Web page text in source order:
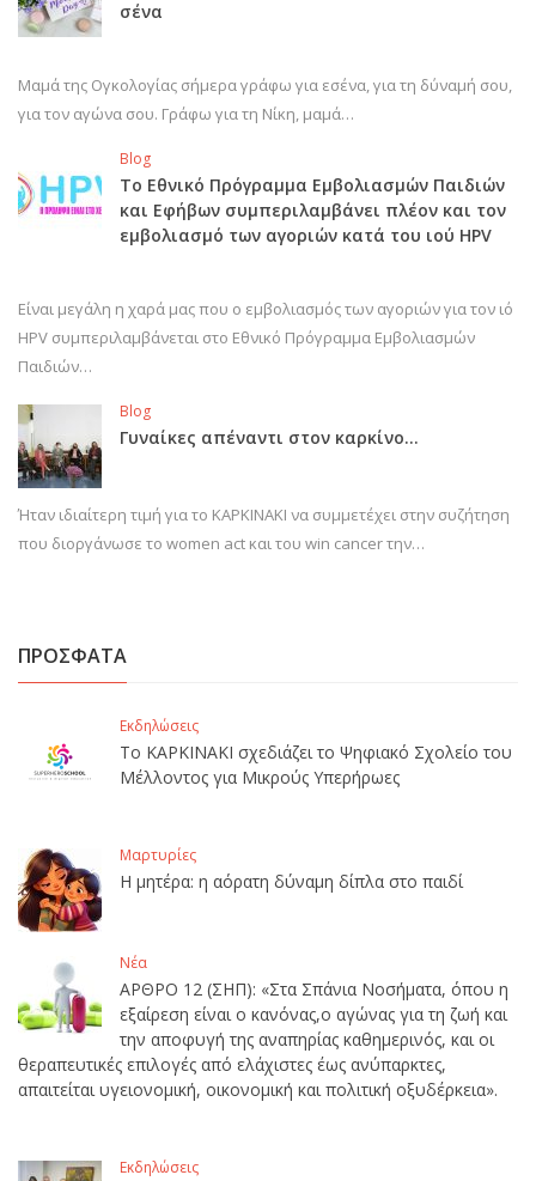
σένα
Μαμά της Ογκολογίας σήμερα γράφω για εσένα, για τη δύναμή σου,
για τον αγώνα σου. Γράφω για τη Νίκη, μαμά…
Blog
Το Εθνικό Πρόγραμμα Εμβολιασμών Παιδιών
και Εφήβων συμπεριλαμβάνει πλέον και τον
εμβολιασμό των αγοριών κατά του ιού HPV
Είναι μεγάλη η χαρά μας που ο εμβολιασμός των αγοριών για τον ιό
HPV συμπεριλαμβάνεται στο Εθνικό Πρόγραμμα Εμβολιασμών
Παιδιών…
Blog
Γυναίκες απέναντι στον καρκίνο…
Ήταν ιδιαίτερη τιμή για το ΚΑΡΚΙΝΑΚΙ να συμμετέχει στην συζήτηση
που διοργάνωσε το women act και του win cancer την…
ΠΡΟΣΦΑΤΑ
Εκδηλώσεις
Το ΚΑΡΚΙΝΑΚΙ σχεδιάζει το Ψηφιακό Σχολείο του
Μέλλοντος για Μικρούς Υπερήρωες
Μαρτυρίες
Η μητέρα: η αόρατη δύναμη δίπλα στο παιδί
Νέα
ΑΡΘΡΟ 12 (ΣΗΠ): «Στα Σπάνια Νοσήματα, όπου η
εξαίρεση είναι ο κανόνας,ο αγώνας για τη ζωή και
την αποφυγή της αναπηρίας καθημερινός, και οι
θεραπευτικές επιλογές από ελάχιστες έως ανύπαρκτες,
απαιτείται υγειονομική, οικονομική και πολιτική οξυδέρκεια».
Εκδηλώσεις